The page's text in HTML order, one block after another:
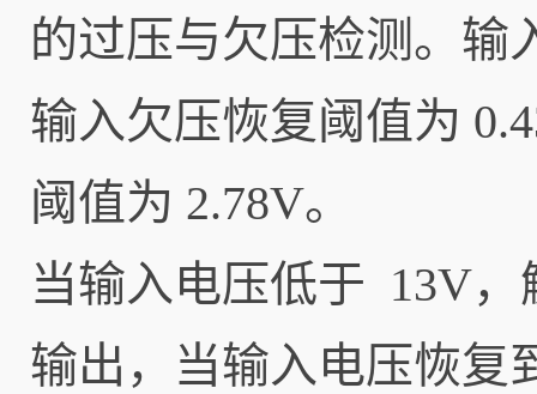
的过压与欠压检测。输
输入欠压恢复阈值为
阈值为 2.78V。
当输入电压低于 13V
输出，当输入电压恢复